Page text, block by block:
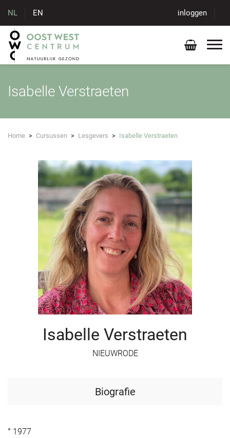
NL EN inloggen
Isabelle Verstraeten
Home > Cursussen > Lesgevers > Isabelle Verstraeten
Biografie
° 1977
Isabelle Verstraeten
NIEUWRODE